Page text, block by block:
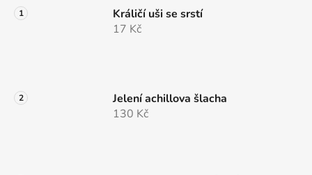
Králičí uši se srstí
17 Kč
Jelení achillova šlacha
130 Kč